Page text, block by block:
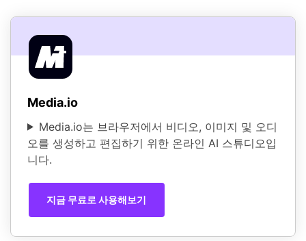
Media.io
Media.io는 브라우저에서 비디오, 이미지 및 오디
오를 생성하고 편집하기 위한 온라인 AI 스튜디오입
니다.
지금 무료로 사용해보기